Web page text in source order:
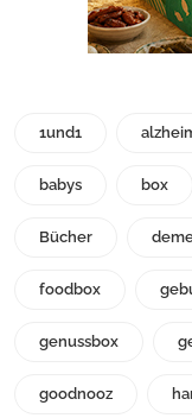
1und1
babys box
Bücher
foodbox
genussbox
goodnooz